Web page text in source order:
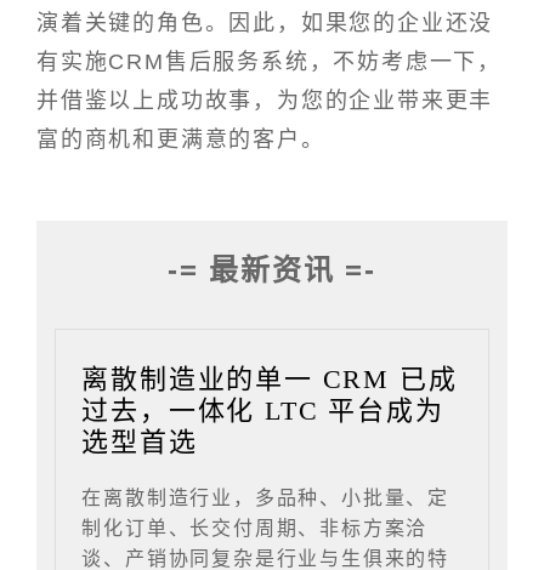
演着关键的角色。因此，如果您的企业还没
有实施CRM售后服务系统，不妨考虑一下，
并借鉴以上成功故事，为您的企业带来更丰
富的商机和更满意的客户。
-= 最新资讯 =-
离散制造业的单一 CRM 已成
过去，一体化 LTC 平台成为
选型首选
在离散制造行业，多品种、小批量、定
制化订单、长交付周期、非标方案洽
谈、产销协同复杂是行业与生俱来的特